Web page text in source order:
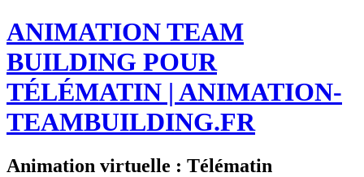
ANIMATION TEAM
BUILDING POUR
TÉLÉMATIN | ANIMATION-
TEAMBUILDING.FR
Animation virtuelle : Télématin